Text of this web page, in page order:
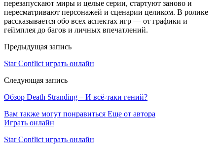
перезапускают миры и целые серии, стартуют заново и
пересматривают персонажей и сценарии целиком. В ролике
рассказывается обо всех аспектах игр — от графики и
геймплея до багов и личных впечатлений.
Предыдущая запись
Star Conflict играть онлайн
Следующая запись
Обзор Death Stranding – И всё-таки гений?
Вам также могут понравиться Еще от автора
Играть онлайн
Star Conflict играть онлайн